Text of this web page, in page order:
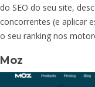
do SEO do seu site,
concorrentes (e aplicar
o seu ranking nos
Moz